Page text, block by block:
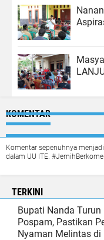
KOMENTAR
Komentar sepenuhnya
dalam UU ITE.
TERKINI
Bupati Nanda
Pospam, Pastikan
Nyaman Melintas di